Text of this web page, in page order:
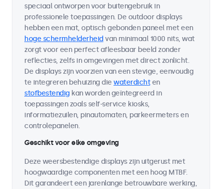
speciaal ontworpen voor buitengebruik in
professionele toepassingen. De outdoor displays
hebben een mat, optisch gebonden paneel met een
hoge schermhelderheid van minimaal 1000 nits, wat
zorgt voor een perfect afleesbaar beeld zonder
reflecties, zelfs in omgevingen met direct zonlicht.
De displays zijn voorzien van een stevige, eenvoudig
te integreren behuizing die waterdichten
stofbestendig kan worden geïntegreerd in
toepassingen zoals self-service kiosks,
informatiezuilen, pinautomaten, parkeermeters en
controlepanelen.
Geschikt voor elke omgeving
Deze weersbestendige displays zijn uitgerust met
hoogwaardige componenten met een hoog MTBF.
Dit garandeert een jarenlange betrouwbare werking,